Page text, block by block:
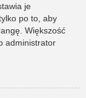
je
po to, aby
Większość
administrator